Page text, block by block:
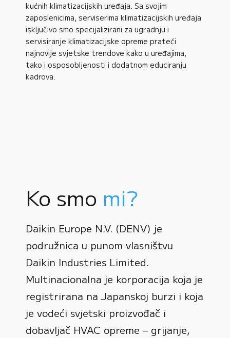
kućnih klimatizacijskih uređaja. Sa svojim
zaposlenicima, serviserima klimatizacijskih uređaja
isključivo smo specijalizirani za ugradnju i
servisiranje klimatizacijske opreme prateći
najnovije svjetske trendove kako u uređajima,
tako i osposobljenosti i dodatnom educiranju
kadrova.
Ko smo mi?
Daikin Europe N.V. (DENV) je
podružnica u punom vlasništvu
Daikin Industries Limited.
Multinacionalna je korporacija koja je
registrirana na Japanskoj burzi i koja
je vodeći svjetski proizvođač i
dobavljač HVAC opreme – grijanje,
0